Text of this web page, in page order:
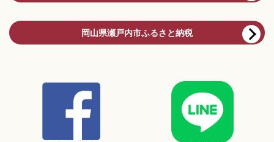
岡山県瀬戸内市ふるさと納税